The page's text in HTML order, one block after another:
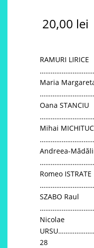
20,00 lei
RAMURI LIRICE
Maria
Oana STANCIU
Mihai MICHITUC
Andreea-
Romeo ISTRATE
SZABO Raul
Nicolae
28